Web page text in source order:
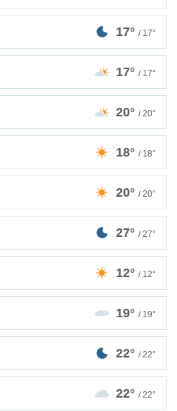
17° / 17°
17° / 17°
20° / 20°
18° / 18°
20° / 20°
27° / 27°
12° / 12°
19° / 19°
22° / 22°
22° / 22°